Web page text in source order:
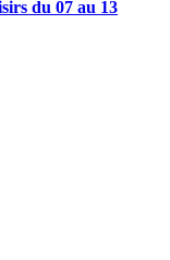
du 07 au 13